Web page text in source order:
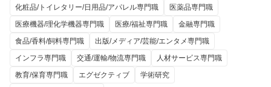
化粧品/トイレタリー/日用品/アパレル専門職
医薬品専門職
医療機器/理化学機器専門職
医療/福祉専門職
金融専門職
食品/香料/飼料専門職
出版/メディア/芸能/エンタメ専門職
インフラ専門職
交通/運輸/物流専門職
人材サービス専門職
教育/保育専門職
エグゼクティブ
学術研究